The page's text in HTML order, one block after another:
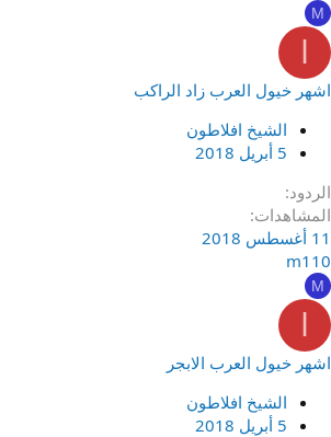
M
اشهر خيول العرب زاد الراكب
الشيخ افلاطون
5 أبريل 2018
الردود
المشاهدات
11 أغسطس 2018
m110
M
اشهر خيول العرب الابجر
الشيخ افلاطون
5 أبريل 2018